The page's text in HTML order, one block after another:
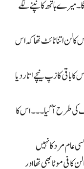
میرے ہاتھ کانپنے لگے
لن اتنا ٹائٹ تھا کہ اس
باقی کا زپ نیچے اتار دیا
کی طرح آ گیا۔۔۔ اس کا
موٹا بھی تھا اور